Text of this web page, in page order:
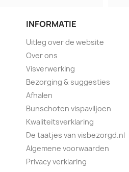
INFORMATIE
Uitleg over de website
Over ons
Visverwerking
Bezorging & suggesties
Afhalen
Bunschoten vispaviljoen
Kwaliteitsverklaring
De taatjes van visbezorgd.nl
Algemene voorwaarden
Privacy verklaring